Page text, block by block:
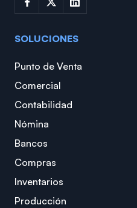
SOLUCIONES
Punto de Venta
Comercial
Contabilidad
Nómina
Bancos
Compras
Inventarios
Producción